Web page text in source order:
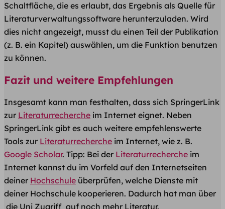
Schaltfläche, die es erlaubt, das Ergebnis als Quelle für
Literaturverwaltungssoftware herunterzuladen. Wird
dies nicht angezeigt, musst du einen Teil der Publikation
(z. B. ein Kapitel) auswählen, um die Funktion benutzen
zu können.
Fazit und weitere Empfehlungen
Insgesamt kann man festhalten, dass sich SpringerLink
zur Literaturrecherche im Internet eignet. Neben
SpringerLink gibt es auch weitere empfehlenswerte
Tools zur Literaturrecherche im Internet, wie z. B.
Google Scholar. Tipp: Bei der Literaturrecherche im
Internet kannst du im Vorfeld auf den Internetseiten
deiner Hochschule überprüfen, welche Dienste mit
deiner Hochschule kooperieren. Dadurch hat man über
die Uni Zugriff auf noch mehr Literatur.